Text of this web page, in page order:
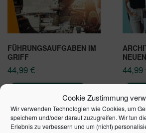
Cookie Zustimmung
Wir verwenden Technologien wie Cookies, um
speichern und/oder darauf zuzugreifen. Wir tun
Erlebnis zu verbessern und um (nicht)
FÜHRUNGSAUFGABEN IM
GRIFF
44,99 € 44,99